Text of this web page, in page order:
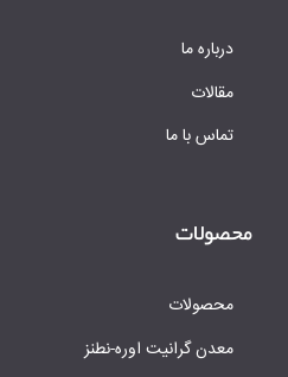
درباره ما
مقالات
تماس با ما
محصولات
محصولات
معدن گرانیت اوره-نطنز